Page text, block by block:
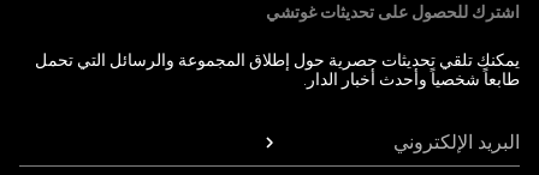
اشترك للحصول على تحديثات غوتشي
يمكنك تلقي تحديثات حصرية حول إطلاق المجموعة والرسائل التي تحمل
طابعاً شخصياً وأحدث أخبار الدار.
البريد الإلكتروني